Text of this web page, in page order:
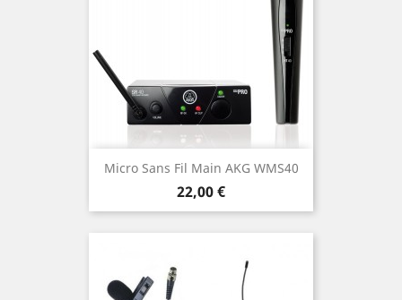
Micro Sans Fil Main AKG WMS40
Prix
22,00 €